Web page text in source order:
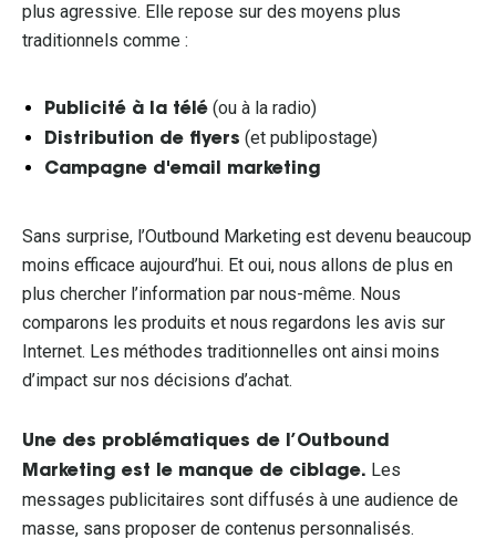
plus agressive. Elle repose sur des moyens plus
traditionnels comme :
Publicité à la télé (ou à la radio)
Distribution de flyers (et publipostage)
Campagne d'email marketing
Sans surprise, l’Outbound Marketing est devenu beaucoup
moins efficace aujourd’hui. Et oui, nous allons de plus en
plus chercher l’information par nous-même. Nous
comparons les produits et nous regardons les avis sur
Internet. Les méthodes traditionnelles ont ainsi moins
d’impact sur nos décisions d’achat.
Une des problématiques de l’Outbound
Marketing est le manque de ciblage. Les
messages publicitaires sont diffusés à une audience de
masse, sans proposer de contenus personnalisés.